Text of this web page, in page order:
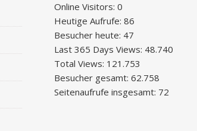
Online Visitors: 0
Heutige Aufrufe: 86
Besucher heute: 47
Last 365 Days Views: 48.740
Total Views: 121.753
Besucher gesamt: 62.758
Seitenaufrufe insgesamt: 72